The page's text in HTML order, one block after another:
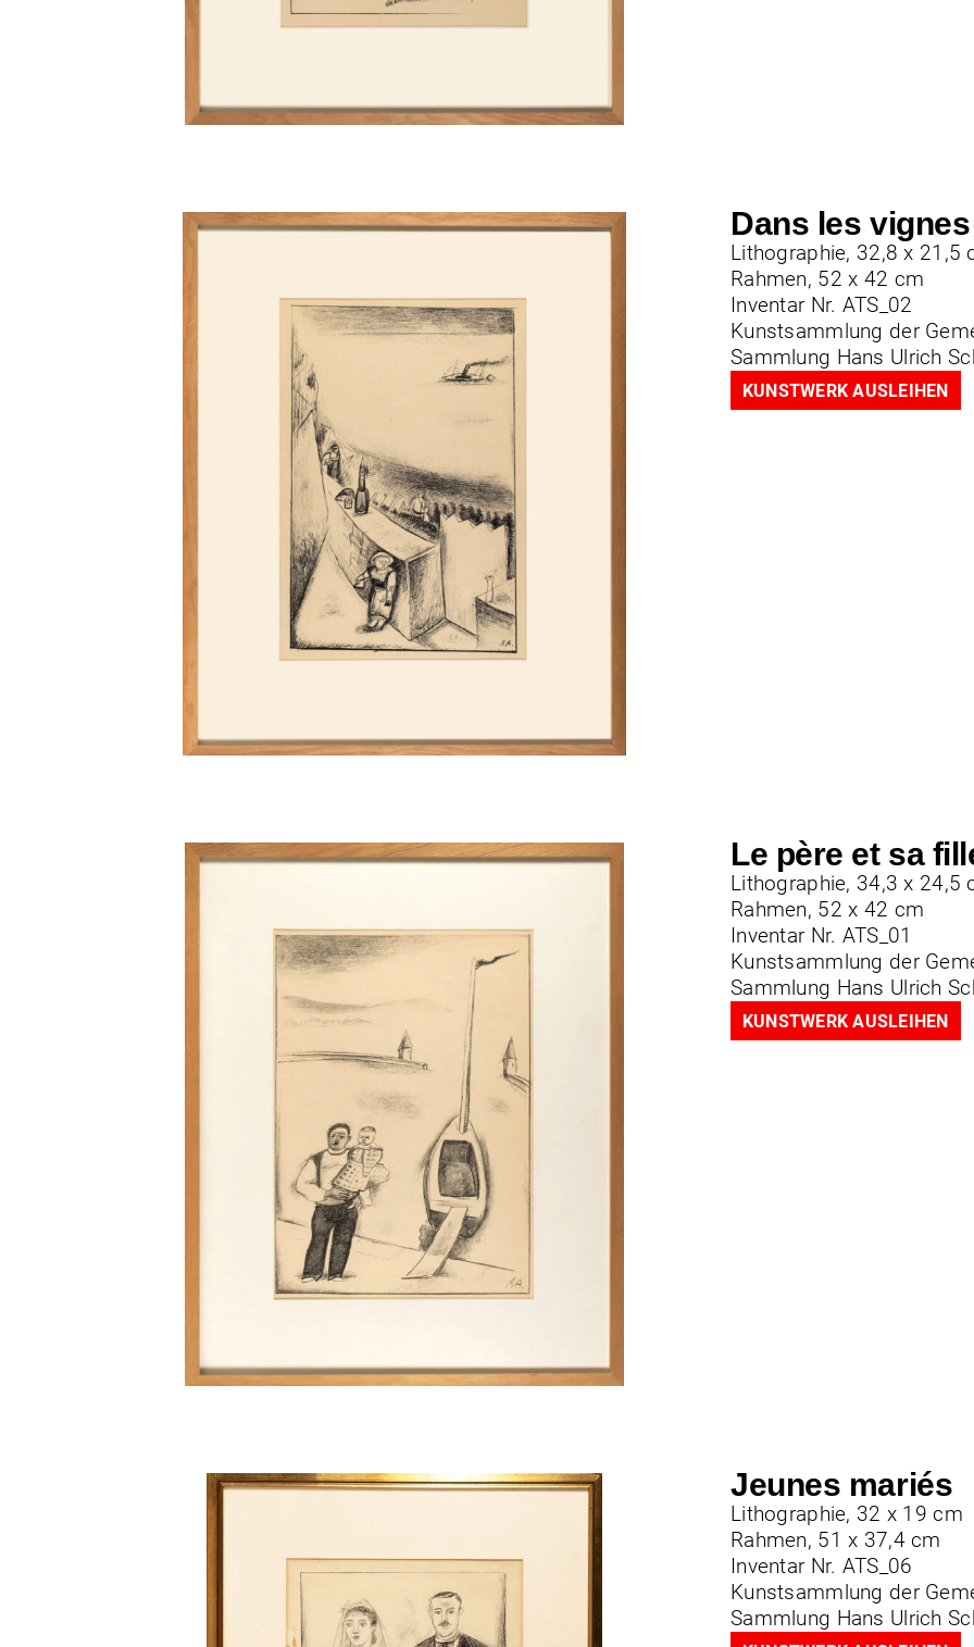
Dans les
Lithographie, 32,8 x 21,5
Rahmen, 52 x 42 cm
Inventar Nr. ATS_02
Kunstsammlung der
Sammlung Hans Ulrich
KUNSTWERK AUSLEIHEN
Le père et sa
Lithographie, 34,3 x 24,5
Rahmen, 52 x 42 cm
Inventar Nr. ATS_01
Kunstsammlung der
Sammlung Hans Ulrich
KUNSTWERK AUSLEIHEN
Jeunes mariés
Lithographie, 32 x 19 cm
Rahmen, 51 x 37,4 cm
Inventar Nr. ATS_06
Kunstsammlung der
Sammlung Hans Ulrich